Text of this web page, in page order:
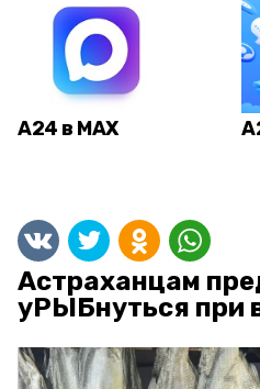
А24 в MAX
Астраханцам
уРЫБнуться при